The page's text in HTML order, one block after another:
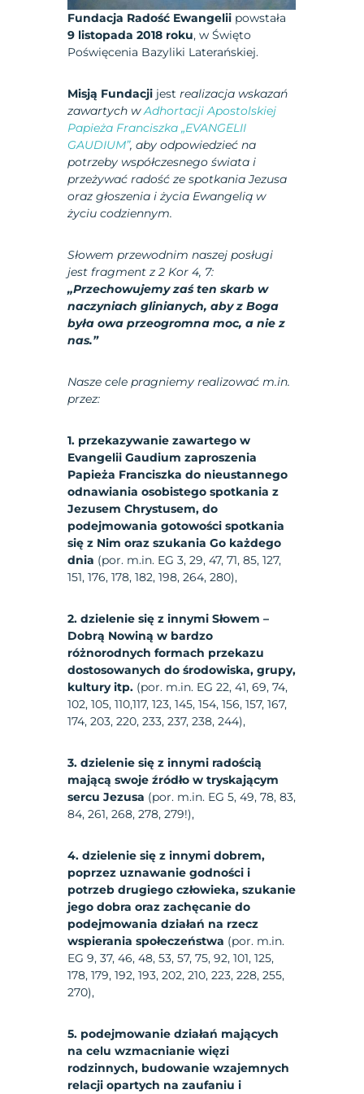
Fundacja Radość Ewangelii powstała
9 listopada 2018 roku, w Święto
Poświęcenia Bazyliki Laterańskiej.
Misją Fundacji jestrealizacja wskazań
zawartych wAdhortacji Apostolskiej
Papieża Franciszka „EVANGELII
GAUDIUM”, aby odpowiedzieć na
potrzeby współczesnego świata i
przeżywać radość ze spotkania Jezusa
oraz głoszenia i życia Ewangelią w
życiu codziennym.
Słowem przewodnim naszej posługi
jest fragment z 2 Kor 4, 7:
„Przechowujemy zaś ten skarb w
naczyniach glinianych, aby z Boga
była owa przeogromna moc, a nie z
nas.”
Nasze cele pragniemy realizować m.in.
przez:
1. przekazywanie zawartego w
Evangelii Gaudium zaproszenia
Papieża Franciszka do nieustannego
odnawiania osobistego spotkania z
Jezusem Chrystusem, do
podejmowania gotowości spotkania
się z Nim oraz szukania Go każdego
dnia (por. m.in. EG 3, 29, 47, 71, 85, 127,
151, 176, 178, 182, 198, 264, 280),
2. dzielenie się z innymi Słowem –
Dobrą Nowiną w bardzo
różnorodnych formach przekazu
dostosowanych do środowiska, grupy,
kultury itp. (por. m.in. EG 22, 41, 69, 74,
102, 105, 110,117, 123, 145, 154, 156, 157, 167,
174, 203, 220, 233, 237, 238, 244),
3. dzielenie się z innymi radością
mającą swoje źródło w tryskającym
sercu Jezusa (por. m.in. EG 5, 49, 78, 83,
84, 261, 268, 278, 279!),
4. dzielenie się z innymi dobrem,
poprzez uznawanie godności i
potrzeb drugiego człowieka, szukanie
jego dobra oraz zachęcanie do
podejmowania działań na rzecz
wspierania społeczeństwa (por. m.in.
EG 9, 37, 46, 48, 53, 57, 75, 92, 101, 125,
178, 179, 192, 193, 202, 210, 223, 228, 255,
270),
5. podejmowanie działań mających
na celu wzmacnianie więzi
rodzinnych, budowanie wzajemnych
relacji opartych na zaufaniu i